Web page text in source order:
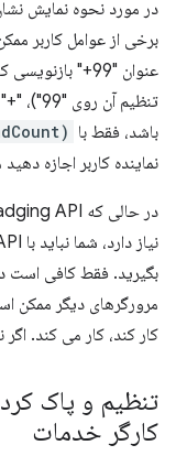
در مورد نحوه نمایش
عنوان "99+"
تنظیم
باشد، فقط با
نماینده کاربر اجازه
در حالی که App Badging API
مرورگرهای دیگر ممکن
کار کند، کار می کند.
تنظیم و پاک
کارگر خدمات